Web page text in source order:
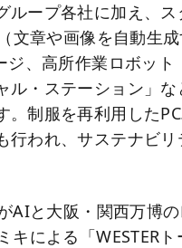
ループ各社に加え、
文章や画像を自動生
ジ、高所作業ロボッ
ル・ステーション」
制服を再利用したPC
行われ、サステナビ
AIと大阪・関西万博
による「WESTER